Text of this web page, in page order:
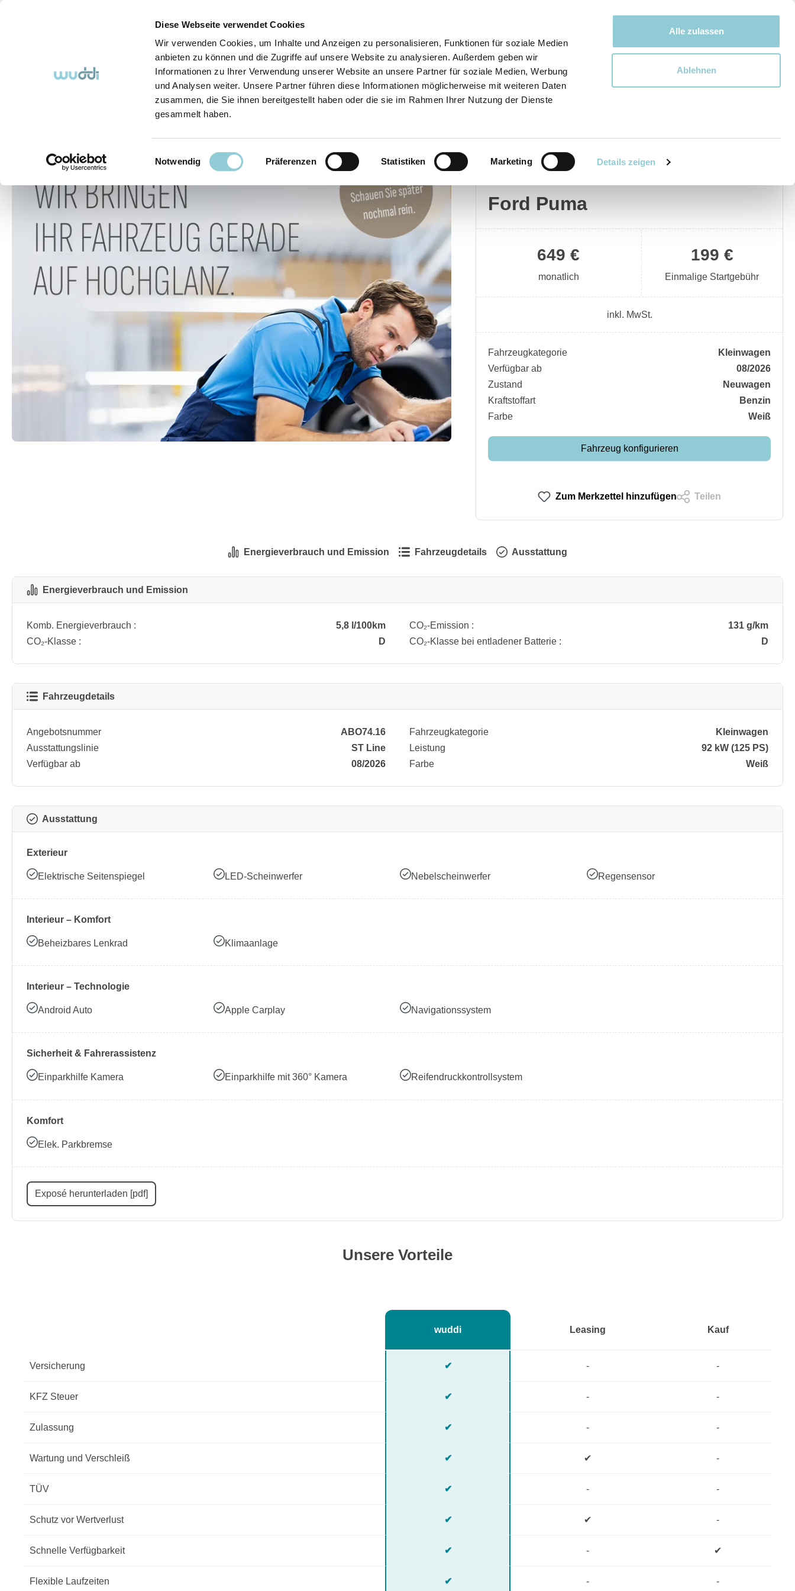
Diese Webseite verwendet Cookies
Wir verwenden Cookies, um Inhalte und Anzeigen zu personalisieren, Funktionen für soziale Medien
anbieten zu können und die Zugriffe auf unsere Website zu analysieren. Außerdem geben wir
Informationen zu Ihrer Verwendung unserer Website an unsere Partner für soziale Medien, Werbung
und Analysen weiter. Unsere Partner führen diese Informationen möglicherweise mit weiteren Daten
zusammen, die Sie ihnen bereitgestellt haben oder die sie im Rahmen Ihrer Nutzung der Dienste
gesammelt haben.
Einwilligungsauswahl
Notwendig Präferenzen Statistiken Marketing Details zeigen
Alle zulassen
Ablehnen
Bewegen bewegt uns!
Abo-Fahrzeuge So funktioniert's (FAQ) Über Uns Kontakt
Bildergalerie überspringen
Ford Puma
199 €
Einmalige Startgebühr
649 €
monatlich
inkl. MwSt.
Fahrzeugkategorie
Kleinwagen
Verfügbar ab
08/2026
Zustand
Neuwagen
Kraftstoffart
Benzin
Farbe
Weiß
Fahrzeug konfigurieren
Zum Merkzettel hinzufügen Teilen
Energieverbrauch und Emission Fahrzeugdetails Ausstattung
Energieverbrauch und Emission
Komb. Energieverbrauch : 5,8 l/100km CO₂-Emission :
131 g/km
CO₂-Klasse :
D CO₂-Klasse bei entladener Batterie : D
Fahrzeugdetails
Angebotsnummer
ABO74.16
Ausstattungslinie
ST Line
Verfügbar ab
08/2026
Fahrzeugkategorie
Kleinwagen
Leistung
92 kW (125 PS)
Farbe
Weiß
Ausstattung
Exterieur
Elektrische Seitenspiegel LED-Scheinwerfer Nebelscheinwerfer Regensensor
Interieur – Komfort
Beheizbares Lenkrad Klimaanlage
Interieur – Technologie
Android Auto Apple Carplay Navigationssystem
Sicherheit & Fahrerassistenz
Einparkhilfe Kamera Einparkhilfe mit 360° Kamera Reifendruckkontrollsystem
Komfort
Elek. Parkbremse
Exposé herunterladen [pdf]
Unsere Vorteile
wuddi Leasing Kauf
Versicherung ✔ - -
KFZ Steuer ✔ - -
Zulassung ✔ - -
Wartung und Verschleiß ✔ ✔ -
TÜV ✔ - -
Schutz vor Wertverlust ✔ ✔ -
Schnelle Verfügbarkeit ✔ - ✔
Flexible Laufzeiten ✔ - -